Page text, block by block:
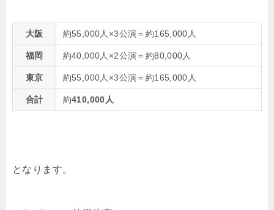
大阪 約55,000人×3公演＝約165,000人
福岡 約40,000人×2公演＝約80,000人
東京 約55,000人×3公演＝約165,000人
合計 約410,000人
となります。